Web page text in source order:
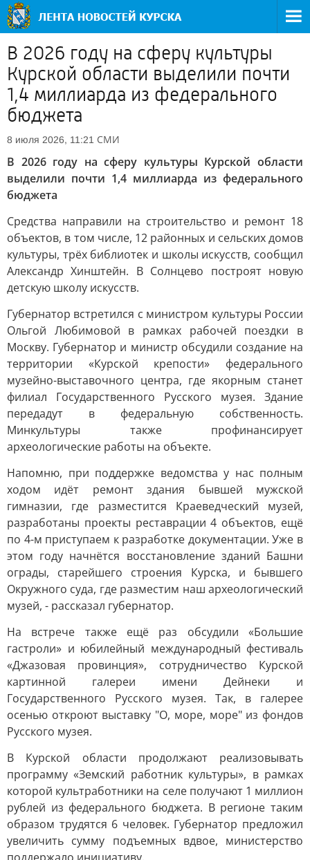
В 2026 году на сферу культуры
Курской области выделили почти
1,4 миллиарда из федерального
бюджета
8 июля 2026, 11:21 СМИ
В 2026 году на сферу культуры Курской области
выделили почти 1,4 миллиарда из федерального
бюджета
Средства направили на строительство и ремонт 18
объектов, в том числе, 12 районных и сельских домов
культуры, трёх библиотек и школы искусств, сообщил
Александр Хинштейн. В Солнцево построят новую
детскую школу искусств.
Губернатор встретился с министром культуры России
Ольгой Любимовой в рамках рабочей поездки в
Москву. Губернатор и министр обсудили создание на
территории «Курской крепости» федерального
музейно-выставочного центра, где якорным станет
филиал Государственного Русского музея. Здание
передадут в федеральную собственность.
Минкультуры также профинансирует
археологические работы на объекте.
Напомню, при поддержке ведомства у нас полным
ходом идёт ремонт здания бывшей мужской
гимназии, где разместится Краеведческий музей,
разработаны проекты реставрации 4 объектов, ещё
по 4-м приступаем к разработке документации. Уже в
этом году начнётся восстановление зданий Башни
ограды, старейшего строения Курска, и бывшего
Окружного суда, где разместим наш археологический
музей, - рассказал губернатор.
На встрече также ещё раз обсудили «Большие
гастроли» и юбилейный международный фестиваль
«Джазовая провинция», сотрудничество Курской
картинной галереи имени Дейнеки и
Государственного Русского музея. Так, в галерее
осенью откроют выставку "О, море, море" из фондов
Русского музея.
В Курской области продолжают реализовывать
программу «Земский работник культуры», в рамках
которой культработники на селе получают 1 миллион
рублей из федерального бюджета. В регионе таким
образом трудятся 6 человек. Губернатор предложил
увеличить сумму подъемных вдвое, министерство